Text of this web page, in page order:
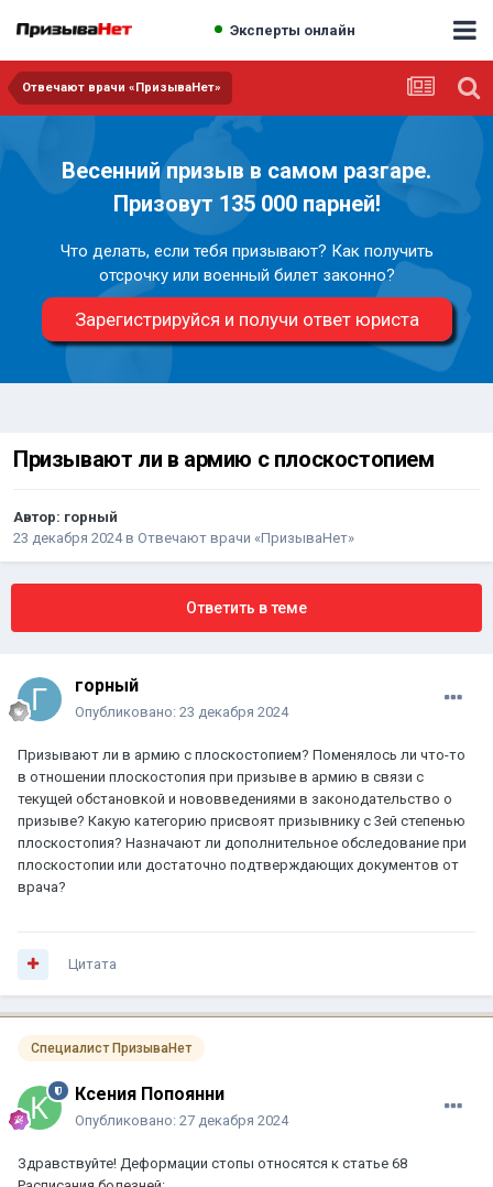
Эксперты онлайн
Отвечают врачи «ПризываНет»
Весенний призыв в самом разгаре.
Призовут 135 000 парней!
Что делать, если тебя призывают? Как получить
отсрочку или военный билет законно?
Зарегистрируйся и получи ответ юриста
Призывают ли в армию с плоскостопием
Автор: горный
23 декабря 2024в Отвечают врачи «ПризываНет»
Ответить в теме
горный
Опубликовано: 23 декабря 2024
Призывают ли в армию с плоскостопием? Поменялось ли что-то
в отношении плоскостопия при призыве в армию в связи с
текущей обстановкой и нововведениями в законодательство о
призыве? Какую категорию присвоят призывнику с 3ей степенью
плоскостопия? Назначают ли дополнительное обследование при
плоскостопии или достаточно подтверждающих документов от
врача?
Цитата
Специалист ПризываНет
Ксения Попоянни
Опубликовано: 27 декабря 2024
Здравствуйте! Деформации стопы относятся к статье 68